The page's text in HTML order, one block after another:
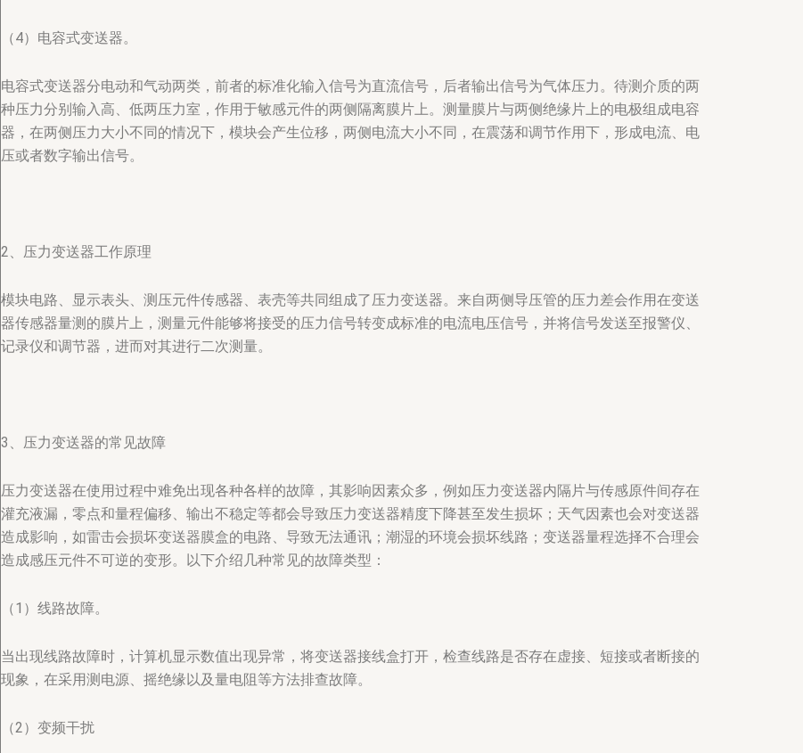
（4）电容式变送器。
电容式变送器分电动和气动两类，前者的标准化输入信号为直流信号，后者输出信号为气体压力。待测介质的两
种压力分别输入高、低两压力室，作用于敏感元件的两侧隔离膜片上。测量膜片与两侧绝缘片上的电极组成电容
器，在两侧压力大小不同的情况下，模块会产生位移，两侧电流大小不同，在震荡和调节作用下，形成电流、电
压或者数字输出信号。
2、压力变送器工作原理
模块电路、显示表头、测压元件传感器、表壳等共同组成了压力变送器。来自两侧导压管的压力差会作用在变送
器传感器量测的膜片上，测量元件能够将接受的压力信号转变成标准的电流电压信号，并将信号发送至报警仪、
记录仪和调节器，进而对其进行二次测量。
3、压力变送器的常见故障
压力变送器在使用过程中难免出现各种各样的故障，其影响因素众多，例如压力变送器内隔片与传感原件间存在
灌充液漏，零点和量程偏移、输出不稳定等都会导致压力变送器精度下降甚至发生损坏；天气因素也会对变送器
造成影响，如雷击会损坏变送器膜盒的电路、导致无法通讯；潮湿的环境会损坏线路；变送器量程选择不合理会
造成感压元件不可逆的变形。以下介绍几种常见的故障类型：
（1）线路故障。
当出现线路故障时，计算机显示数值出现异常，将变送器接线盒打开，检查线路是否存在虚接、短接或者断接的
现象，在采用测电源、摇绝缘以及量电阻等方法排查故障。
（2）变频干扰